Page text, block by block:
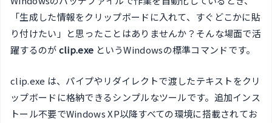
「生成した情報をクリップボードに入れて、すぐどこかに貼
り付けたい」と思ったことはありませんか？そんな場面で活
躍するのがclip.exe というWindowsの標準コマンドです。
clip.exe は、パイプやリダイレクトで渡したテキストをクリ
ップボードに格納できるシンプルなツールです。追加インス
トール不要でWindows XP以降すべての環境に搭載されてお